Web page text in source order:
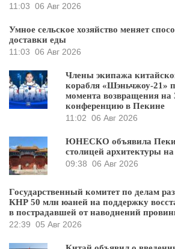
11:03 06 Авг 2026
Умное сельское хозяйство меняет
доставки еды
11:03 06 Авг 2026
Члены экипажа
корабля «Шэньчжоу-21»
момента возвращения на
конференцию в Пекине
11:02 06 Авг 2026
ЮНЕСКО объявила
столицей архитектуры на
09:38 06 Авг 2026
Государственный комитет по делам
КНР 50 млн юаней на поддержку
в пострадавшей от наводнений
22:39 05 Авг 2026